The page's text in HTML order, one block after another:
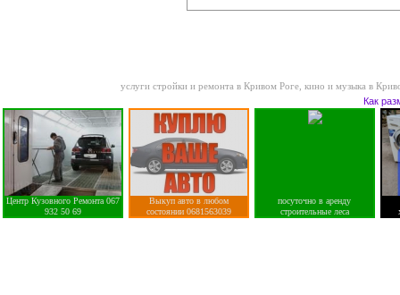
услуги стройки и ремонта в Кривом Роге кино и музыка в
Как
Центр Кузовного Ремонта 067
932 50 69
Выкуп авто в любом
состоянии 0681563039
посуточно в аренду
строительные леса